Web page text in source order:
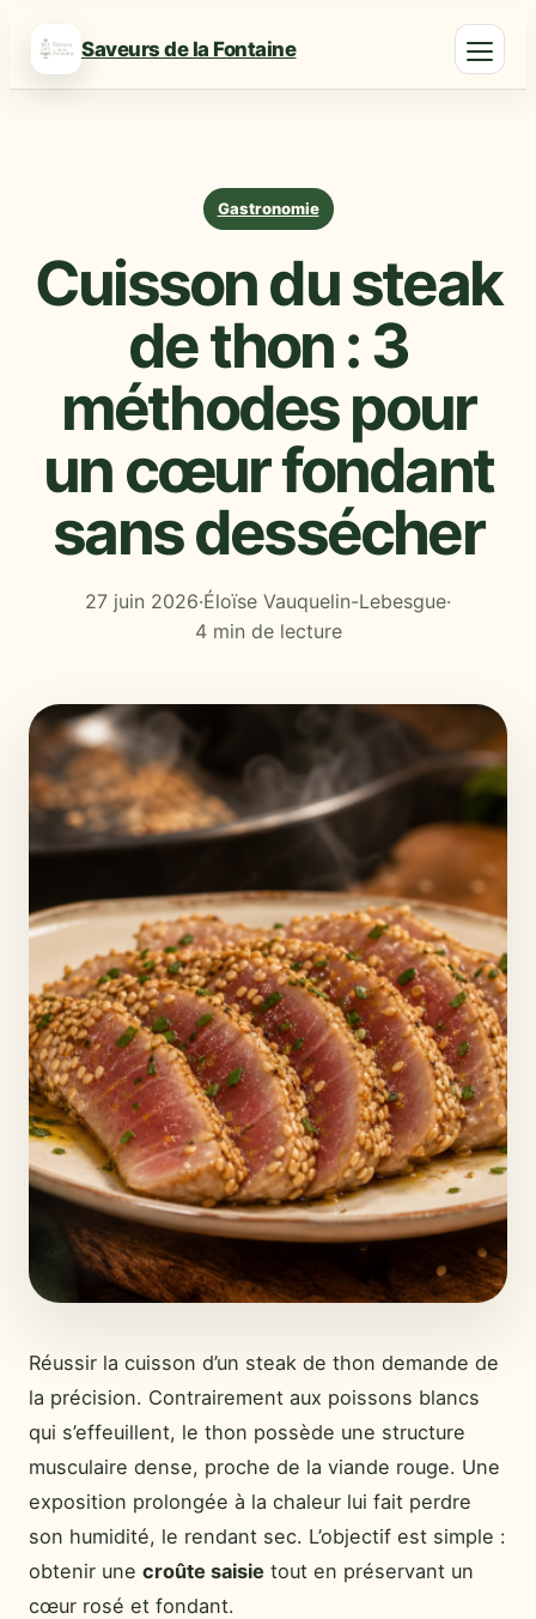
Saveurs de la Fontaine
Gastronomie
Cuisson du steak
de thon : 3
méthodes pour
un cœur fondant
sans dessécher
27 juin 2026·Éloïse Vauquelin-Lebesgue·
4 min de lecture
Réussir la cuisson d’un steak de thon demande de
la précision. Contrairement aux poissons blancs
qui s’effeuillent, le thon possède une structure
musculaire dense, proche de la viande rouge. Une
exposition prolongée à la chaleur lui fait perdre
son humidité, le rendant sec. L’objectif est simple :
obtenir une croûte saisie tout en préservant un
cœur rosé et fondant.